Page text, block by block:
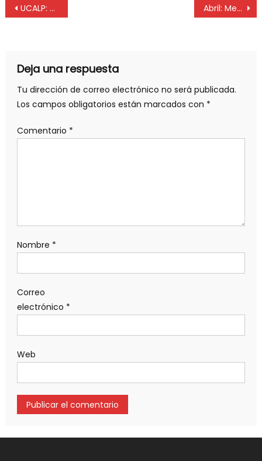
UCALP: egresaron nuevos profesionales de varias carreras Abril: Mes de la Higiene y Seguridad en el trabajo
Deja una respuesta
Tu dirección de correo electrónico no será publicada.
Los campos obligatorios están marcados con *
Comentario *
Nombre *
Correo
electrónico *
Web